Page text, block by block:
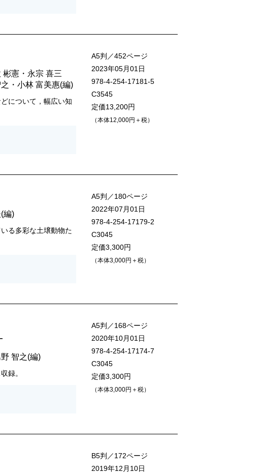
彬憲 ・ 永宗 喜三
・ 小林 富美惠(編)
について，幅広い知
A5判／452ページ
2023年05月01日
978-4-254-17181-5
C3545
定価13,200円
（本体12,000円＋税）
(編)
る多彩な土壌動物た
A5判／180ページ
2022年07月01日
978-4-254-17179-2
C3045
定価3,300円
（本体3,000円＋税）
智之(編)
録。
A5判／168ページ
2020年10月01日
978-4-254-17174-7
C3045
定価3,300円
（本体3,000円＋税）
B5判／172ページ
2019年12月10日